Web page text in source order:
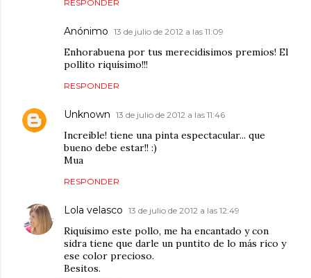
RESPONDER
Anónimo 13 de julio de 2012 a las 11:09
Enhorabuena por tus merecidisimos premios! El
pollito riquísimo!!!
RESPONDER
Unknown 13 de julio de 2012 a las 11:46
Increible! tiene una pinta espectacular... que
bueno debe estar!! :)
Mua
RESPONDER
Lola velasco 13 de julio de 2012 a las 12:49
Riquísimo este pollo, me ha encantado y con
sidra tiene que darle un puntito de lo más rico y
ese color precioso.
Besitos.